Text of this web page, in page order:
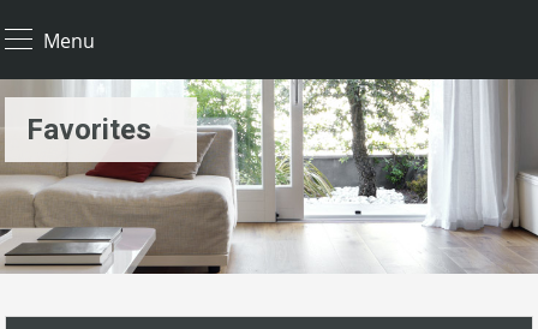
Menu
Favorites